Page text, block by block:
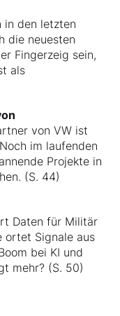
in den letzten
die neuesten
Fingerzeig sein,
als
von VW ist
im laufenden
Projekte in
(S. 44)
Daten für Militär
ortet Signale aus
bei KI und
mehr? (S. 50)